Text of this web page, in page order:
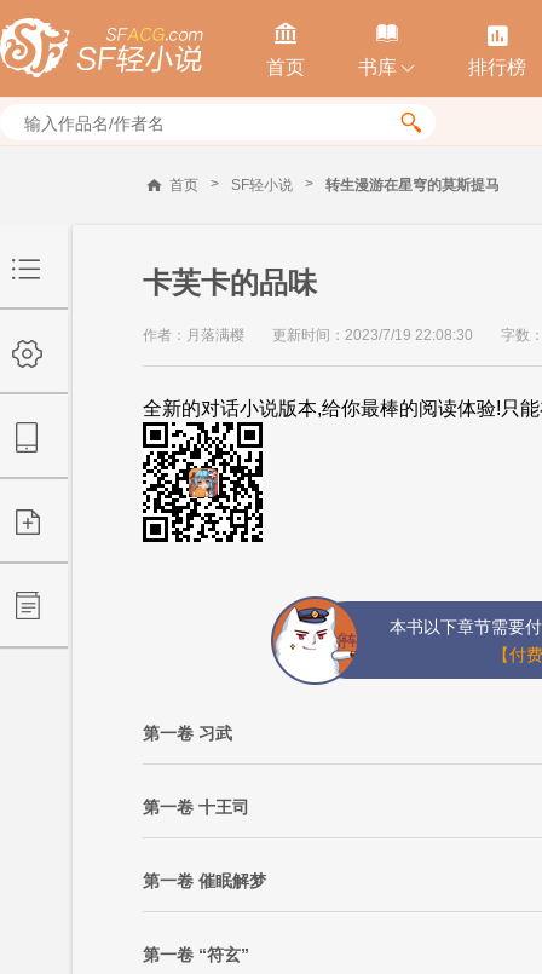

首页

书库 

排行榜

首页 > SF轻小说 > 转生漫游在星穹的莫斯提马
卡芙卡的品味
作者：月落满樱 更新时间：2023/7/19 22:08:30 字数
全新的对话小说版本,给你最棒的阅读体验!只
本书以下章节需要
【付
第一卷 习武
第一卷 十王司
第一卷 催眠解梦
第一卷 “符玄”